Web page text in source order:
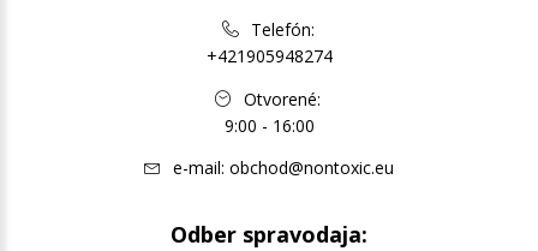
Telefón:
+421905948274
Otvorené:
9:00 - 16:00
e-mail: obchod@nontoxic.eu
Odber spravodaja: